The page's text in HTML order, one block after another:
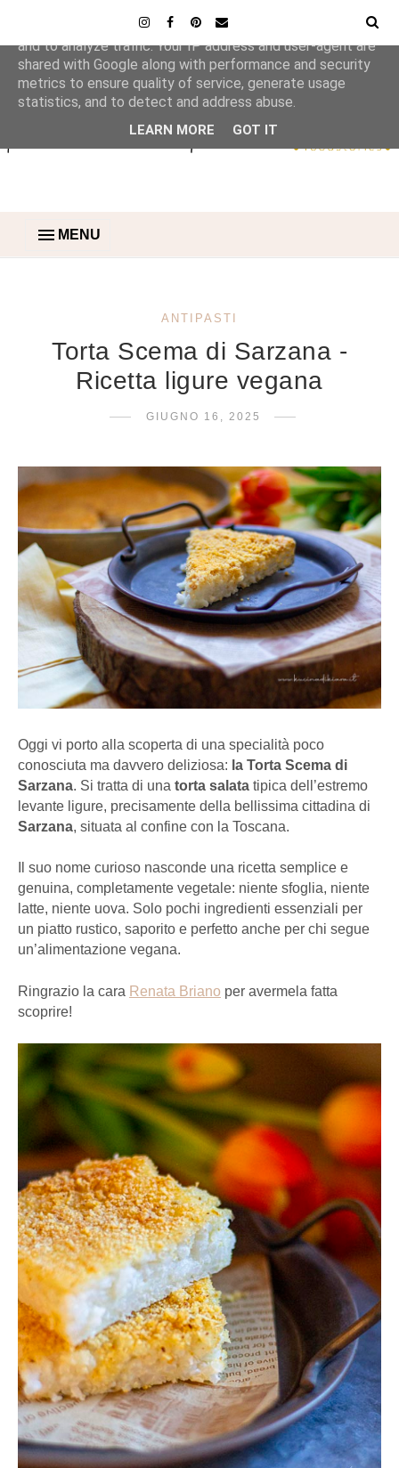
MENU
ANTIPASTI
Torta Scema di Sarzana -
Ricetta ligure vegana
GIUGNO 16, 2025
Oggi vi porto alla scoperta di una specialità poco
conosciuta ma davvero deliziosa: la Torta Scema di
Sarzana. Si tratta di una torta salata tipica dell’estremo
levante ligure, precisamente della bellissima cittadina di
Sarzana, situata al confine con la Toscana.
Il suo nome curioso nasconde una ricetta semplice e
genuina, completamente vegetale: niente sfoglia, niente
latte, niente uova. Solo pochi ingredienti essenziali per
un piatto rustico, saporito e perfetto anche per chi segue
un’alimentazione vegana.
Ringrazio la cara Renata Briano per avermela fatta
scoprire!
This site uses cookies from Google to deliver its services
and to analyze traffic. Your IP address and user-agent are
shared with Google along with performance and security
metrics to ensure quality of service, generate usage
statistics, and to detect and address abuse.
LEARN MORE GOT IT